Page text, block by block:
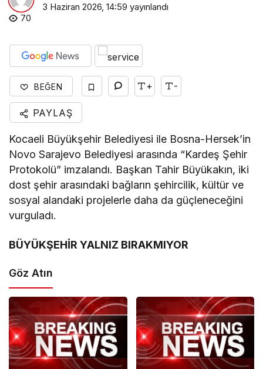
3 Haziran 2026, 14:59 yayınlandı
70
BEĞEN + -
PAYLAŞ
Kocaeli Büyükşehir Belediyesi ile Bosna-Hersek’in
Novo Sarajevo Belediyesi arasında “Kardeş Şehir
Protokolü” imzalandı. Başkan Tahir Büyükakın, iki
dost şehir arasındaki bağların şehircilik, kültür ve
sosyal alandaki projelerle daha da güçleneceğini
vurguladı.
BÜYÜKŞEHİR YALNIZ BIRAKMIYOR
Göz Atın